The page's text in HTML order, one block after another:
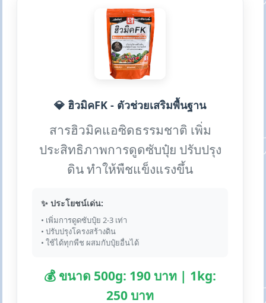
💎 ฮิวมิคFK - ตัวช่วยเสริมพื้นฐาน
สารฮิวมิคแอซิดธรรมชาติ เพิ่ม
ประสิทธิภาพการดูดซับปุ๋ย ปรับปรุง
ดิน ทำให้พืชแข็งแรงขึ้น
✨ ประโยชน์เด่น:
• เพิ่มการดูดซับปุ๋ย 2-3 เท่า
• ปรับปรุงโครงสร้างดิน
• ใช้ได้ทุกพืช ผสมกับปุ๋ยอื่นได้
💰 ขนาด 500g: 190 บาท | 1kg:
250 บาท